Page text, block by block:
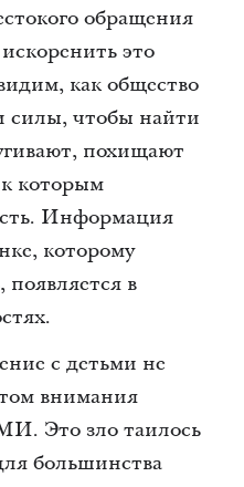
обращения
это
как общество
силы, чтобы найти
похищают
которым
Информация
которому
появляется в
с детьми не
внимания
Это зло таилось
большинства